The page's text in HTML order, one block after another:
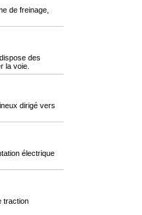
de freinage,
des
la voie.
dirigé vers
électrique
traction